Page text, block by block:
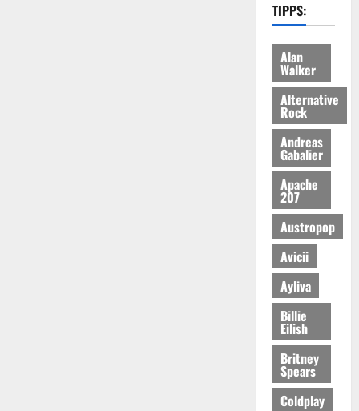
TIPPS:
Alan
Walker
Alternative
Rock
Andreas
Gabalier
Apache
207
Austropop
Avicii
Ayliva
Billie
Eilish
Britney
Spears
Coldplay